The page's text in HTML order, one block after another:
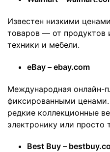
Известен низкими
товаров — от
техники и мебели.
eBay – ebay.com
Международная онлайн-
фиксированными ценами.
редкие коллекционные
электронику или просто
Best Buy –